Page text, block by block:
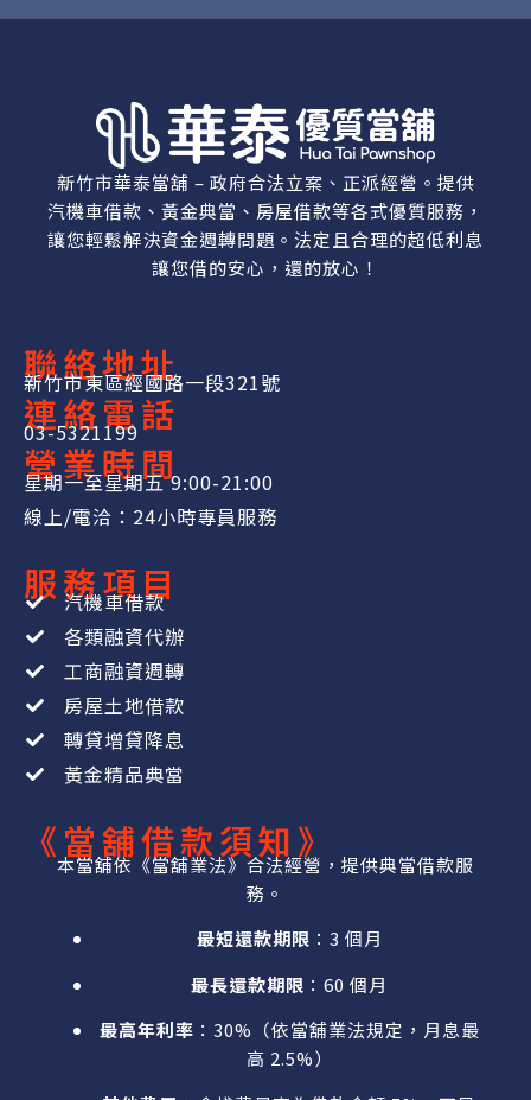
新竹市華泰當舖 – 政府合法立案、正派經營。提供
汽機車借款、黃金典當、房屋借款等各式優質服務，
讓您輕鬆解決資金週轉問題。法定且合理的超低利息
讓您借的安心，還的放心！
聯絡地址
新竹市東區經國路一段321號
連絡電話
03-5321199
營業時間
星期一至星期五 9:00-21:00
線上/電洽：24小時專員服務
服務項目
汽機車借款
各類融資代辦
工商融資週轉
房屋土地借款
轉貸增貸降息
黃金精品典當
《當舖借款須知》
本當舖依《當舖業法》合法經營，提供典當借款服
務。
最短還款期限 ：3 個月
最長還款期限 ：60 個月
最高年利率 ：30%（依當舖業法規定，月息最
高 2.5%）